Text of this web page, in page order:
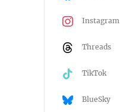
Instagram
Threads
TikTok
BlueSky